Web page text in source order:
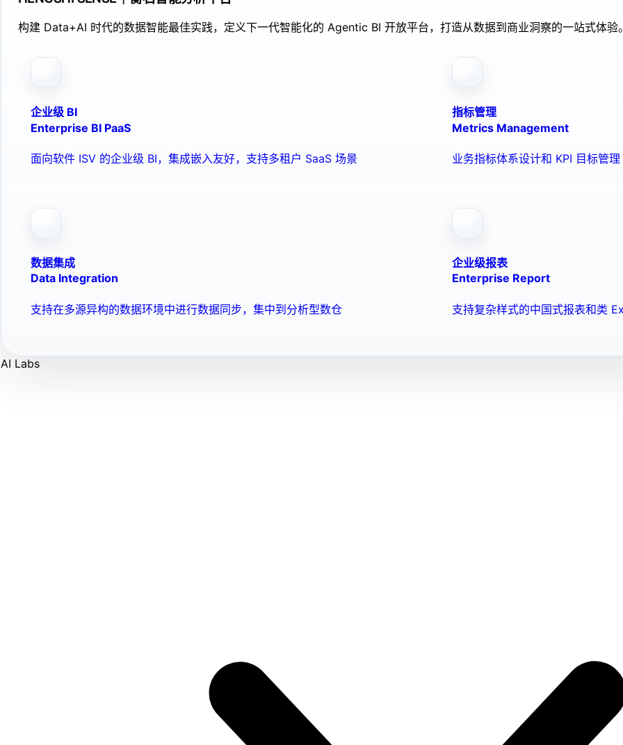
构建 Data+AI 时代的数据智能最佳实践，定义下一代智能化的 Agentic BI 开放平台，打造从数据到商业洞察的一站式体验
企业级 BI
Enterprise BI PaaS
面向软件 ISV 的企业级 BI，集成嵌入友好，支持多租户 SaaS 场景
指标管理
Metrics Management
业务指标体系设计和 KPI 目标管理
数据集成
Data Integration
支持在多源异构的数据环境中进行数据同步，集中到分析型数仓
企业级报表
Enterprise Report
支持复杂样式的中国式报表和类
AI Labs